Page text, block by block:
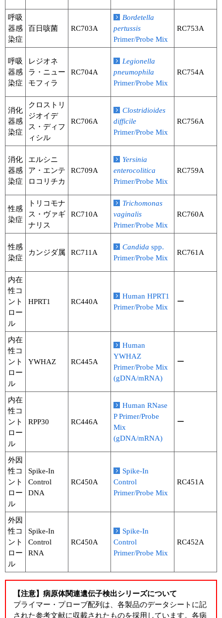
呼吸
器感
染症
百日咳菌 RC703A
Bordetella
pertussis
Primer/Probe Mix
RC753A
呼吸
器感
染症
レジオネ
ラ・ニュー
モフィラ
RC704A
Legionella
pneumophila
Primer/Probe Mix
RC754A
消化
器感
染症
クロストリ
ジオイデ
ス・ディフ
ィシル
RC706A
Clostridioides
difficile
Primer/Probe Mix
RC756A
消化
器感
染症
エルシニ
ア・エンテ
ロコリチカ
RC709A
Yersinia
enterocolitica
Primer/Probe Mix
RC759A
性感
染症
トリコモナ
ス・ヴァギ
ナリス
RC710A
Trichomonas
vaginalis
Primer/Probe Mix
RC760A
性感
染症
カンジダ属 RC711A
Candida spp.
Primer/Probe Mix
RC761A
内在
性コ
ント
ロー
ル
HPRT1 RC440A
Human HPRT1
Primer/Probe Mix
ー
内在
性コ
ント
ロー
ル
YWHAZ RC445A
Human
YWHAZ
Primer/Probe Mix
(gDNA/mRNA)
ー
内在
性コ
ント
ロー
ル
RPP30 RC446A
Human RNase
P Primer/Probe
Mix
(gDNA/mRNA)
ー
外因
性コ
ント
ロー
ル
Spike-In
Control
DNA
RC450A
Spike-In
Control
Primer/Probe Mix
RC451A
外因
性コ
ント
ロー
ル
Spike-In
Control
RNA
RC450A
Spike-In
Control
Primer/Probe Mix
RC452A
【注意】病原体関連遺伝子検出シリーズについて
プライマー・プローブ配列は、各製品のデータシートに記
された参考文献に収載されたものを採用しています。各病